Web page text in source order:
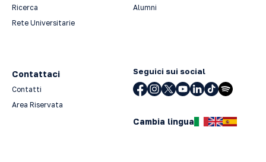
Ricerca
Rete Universitarie
Alumni
Contattaci
Contatti
Area Riservata
Seguici sui social
Cambia lingua